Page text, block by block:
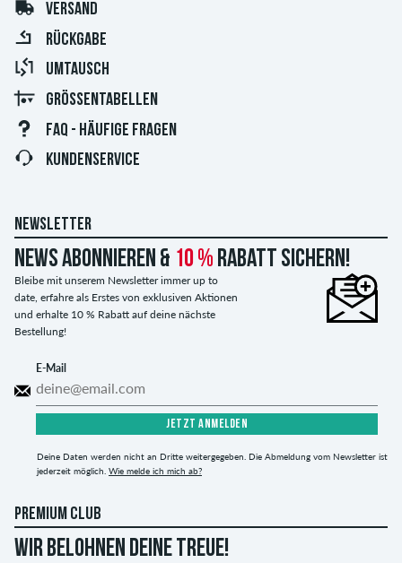
VERSAND
RÜCKGABE
UMTAUSCH
GRÖSSENTABELLEN
FAQ - HÄUFIGE FRAGEN
KUNDENSERVICE
NEWSLETTER
News abonnieren & 10 % Rabatt sichern!
Bleibe mit unserem Newsletter immer up to
date, erfahre als Erstes von exklusiven Aktionen
und erhalte 10 % Rabatt auf deine nächste
Bestellung!
E-Mail
JETZT ANMELDEN
Deine Daten werden nicht an Dritte weitergegeben. Die Abmeldung vom Newsletter ist
jederzeit möglich. Wie melde ich mich ab?
PREMIUM CLUB
WIR BELOHNEN DEINE TREUE!